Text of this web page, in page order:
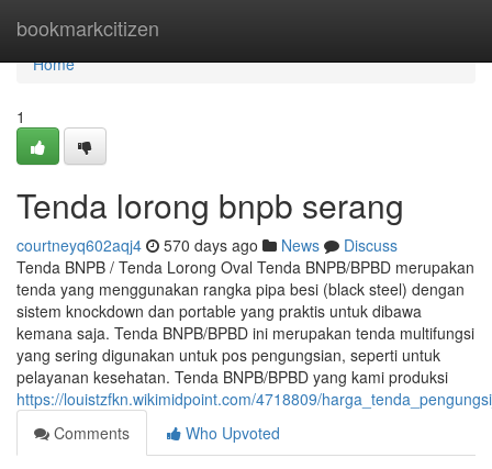
bookmarkcitizen
Home
Home
1
Tenda lorong bnpb serang
courtneyq602aqj4 570 days ago News
Discuss
Tenda BNPB / Tenda Lorong Oval Tenda BNPB/BPBD merupakan
tenda yang menggunakan rangka pipa besi (black steel) dengan
sistem knockdown dan portable yang praktis untuk dibawa
kemana saja. Tenda BNPB/BPBD ini merupakan tenda multifungsi
yang sering digunakan untuk pos pengungsian, seperti untuk
pelayanan kesehatan. Tenda BNPB/BPBD yang kami produksi
https://louistzfkn.wikimidpoint.com/4718809/
Comments
Who Upvoted